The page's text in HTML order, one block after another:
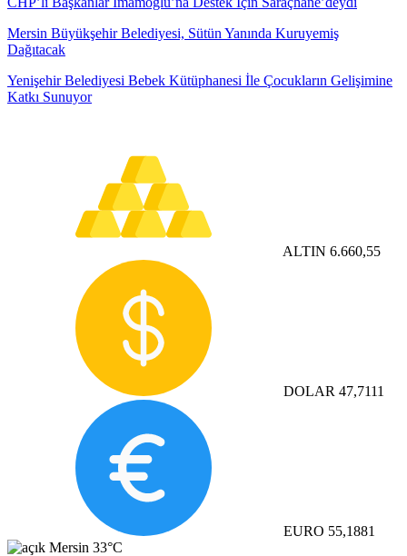
Mersin Büyükşehir Belediyesi, Sütün Yanında Kuruyemiş
Dağıtacak
Yenişehir Belediyesi Bebek Kütüphanesi İle Çocukların Gelişimine
Katkı Sunuyor
ALTIN 6.660,55
DOLAR 47,7111
EURO 55,1881
Mersin 33°C